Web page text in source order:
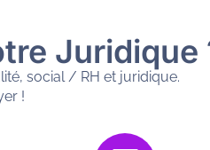
Juridique
social / RH et juridique.
!